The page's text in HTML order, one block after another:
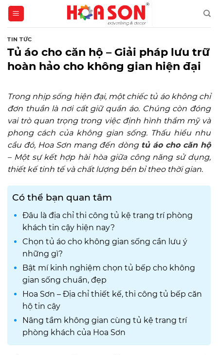
Skip
content
TIN TỨC
Tủ áo cho căn hộ – Giải pháp lưu trữ
hoàn hảo cho không gian hiện đại
Trong nhịp sống hiện đại, một chiếc tủ áo không chỉ
đơn thuần là nơi cất giữ quần áo. Chúng còn đóng
vai trò quan trọng trong việc định hình thẩm mỹ và
phong cách của không gian sống. Thấu hiểu nhu
cầu đó, Hoa Sơn mang đến dòng tủ áo cho căn hộ
– Một sự kết hợp hài hòa giữa công năng sử dụng,
thiết kế tinh tế và chất lượng bền bỉ theo thời gian.
Có thể bạn quan tâm
Đâu là địa chỉ thi công tủ kệ trang trí phòng
khách tin cậy hiện nay?
Chọn tủ áo cho không gian sống cần lưu ý
những gì?
Bật mí kinh nghiệm chọn tủ bếp cho không
gian sống chuẩn, đẹp
Hoa Sơn – Địa chỉ thiết kế, thi công tủ bếp căn
hộ tin cậy
Nâng tầm không gian cùng tủ kệ trang trí
phòng khách của Hoa Sơn